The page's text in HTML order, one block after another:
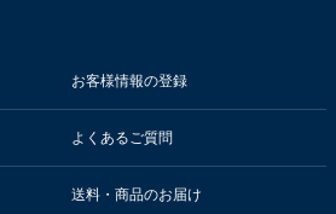
お客様情報の登録
よくあるご質問
送料・商品のお届け